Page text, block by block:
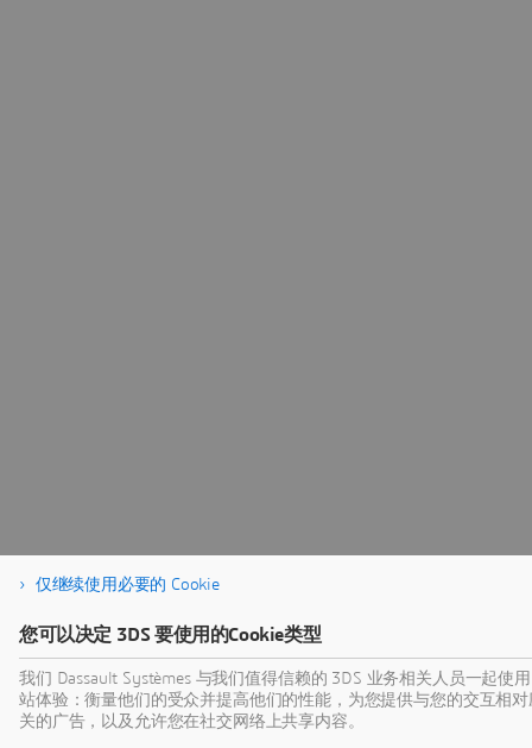
仅继续使用必要的 Cookie
您可以决定 3DS 要使用的Cookie类型
我们 Dassault Systèmes 与我们值得信赖的 3DS 业务相关人员一起使
站体验：衡量他们的受众并提高他们的性能，为您提供与您的交互相
关的广告，以及允许您在社交网络上共享内容。